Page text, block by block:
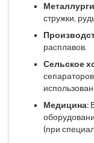
стружки,
расплавов.
Сельское
Медицина:
(при